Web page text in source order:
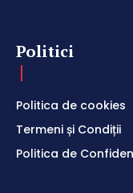
Politici
Politica de cookies
Termeni și Condiții
Politica de